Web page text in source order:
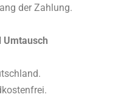
der Zahlung.
Umtausch